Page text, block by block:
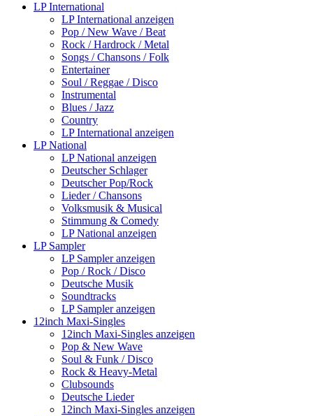
LP International
LP International anzeigen
Pop / New Wave / Beat
Rock / Hardrock / Metal
Songs / Chansons / Folk
Entertainer
Soul / Reggae / Disco
Instrumental
Blues / Jazz
Country
LP International anzeigen
LP National
LP National anzeigen
Deutscher Schlager
Deutscher Pop/Rock
Lieder / Chansons
Volksmusik & Musical
Stimmung & Comedy
LP National anzeigen
LP Sampler
LP Sampler anzeigen
Pop / Rock / Disco
Deutsche Musik
Soundtracks
LP Sampler anzeigen
12inch Maxi-Singles
12inch Maxi-Singles anzeigen
Pop & New Wave
Soul & Funk / Disco
Rock & Heavy-Metal
Clubsounds
Deutsche Lieder
12inch Maxi-Singles anzeigen